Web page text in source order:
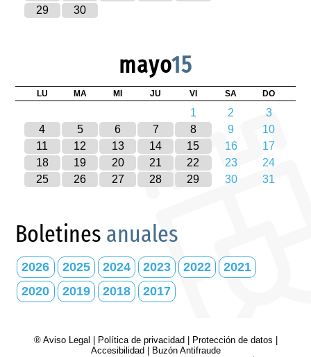
29
30
mayo15
LU MA MI JU VI SA DO
1 2
3
4
5 6 7 8 9
10
11
12 13 14 15 16
17
18
19 20 21 22 23
24
25
26 27 28 29 30 31
Boletines anuales
2026 2025 2024 2023 2022
2021
2020
2019 2018 2017
® Aviso Legal Política de privacidad Protección de datos
Accesibilidad
Buzón Antifraude